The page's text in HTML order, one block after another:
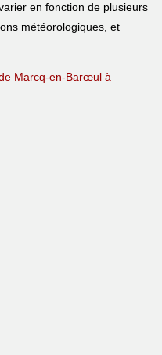
en fonction de plusieurs
météorologiques, et
Marcq-en-Barœul à